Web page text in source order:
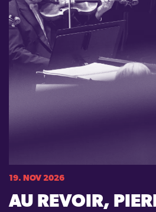
19. NOV 2026
AU REVOIR,